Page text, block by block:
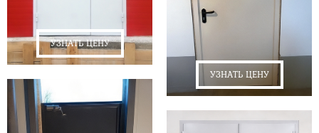
УЗНАТЬ ЦЕНУ
УЗНАТЬ ЦЕНУ